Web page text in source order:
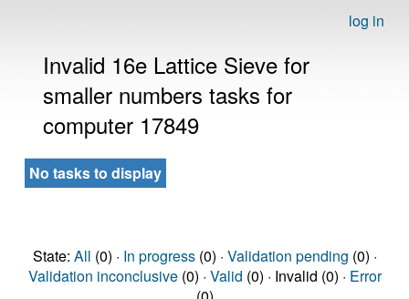
log in
Invalid 16e Lattice Sieve for
smaller numbers tasks for
computer 17849
No tasks to display
State: All (0) · In progress(0) · Validation pending (0) ·
Validation inconclusive(0) · Valid (0) · Invalid (0) · Error